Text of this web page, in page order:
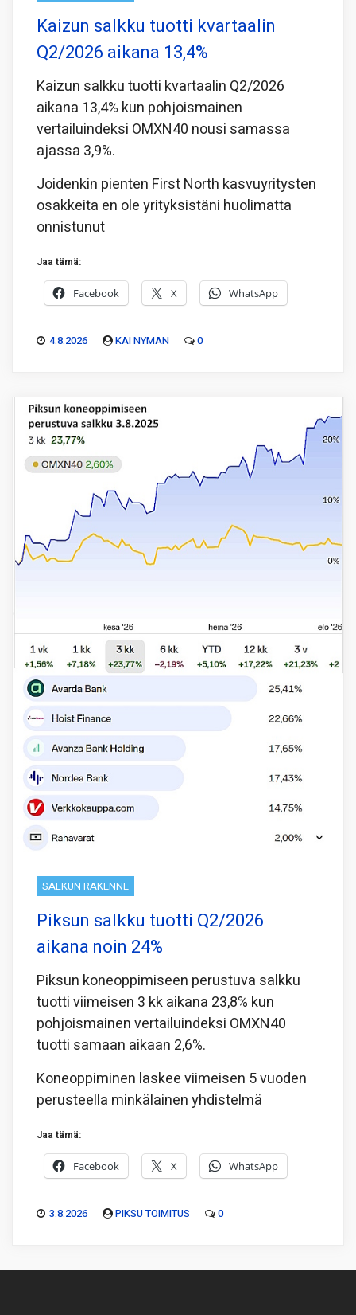
Kaizun salkku tuotti kvartaalin
Q2/2026 aikana 13,4%
Kaizun salkku tuotti kvartaalin Q2/2026
aikana 13,4% kun pohjoismainen
vertailuindeksi OMXN40 nousi samassa
ajassa 3,9%.
Joidenkin pienten First North kasvuyritysten
osakkeita en ole yrityksistäni huolimatta
onnistunut
Jaa tämä:
Facebook X WhatsApp
4.8.2026 KAI NYMAN 0
SALKUN RAKENNE
Piksun salkku tuotti Q2/2026
aikana noin 24%
Piksun koneoppimiseen perustuva salkku
tuotti viimeisen 3 kk aikana 23,8% kun
pohjoismainen vertailuindeksi OMXN40
tuotti samaan aikaan 2,6%.
Koneoppiminen laskee viimeisen 5 vuoden
perusteella minkälainen yhdistelmä
Jaa tämä:
Facebook X WhatsApp
3.8.2026 PIKSU TOIMITUS 0